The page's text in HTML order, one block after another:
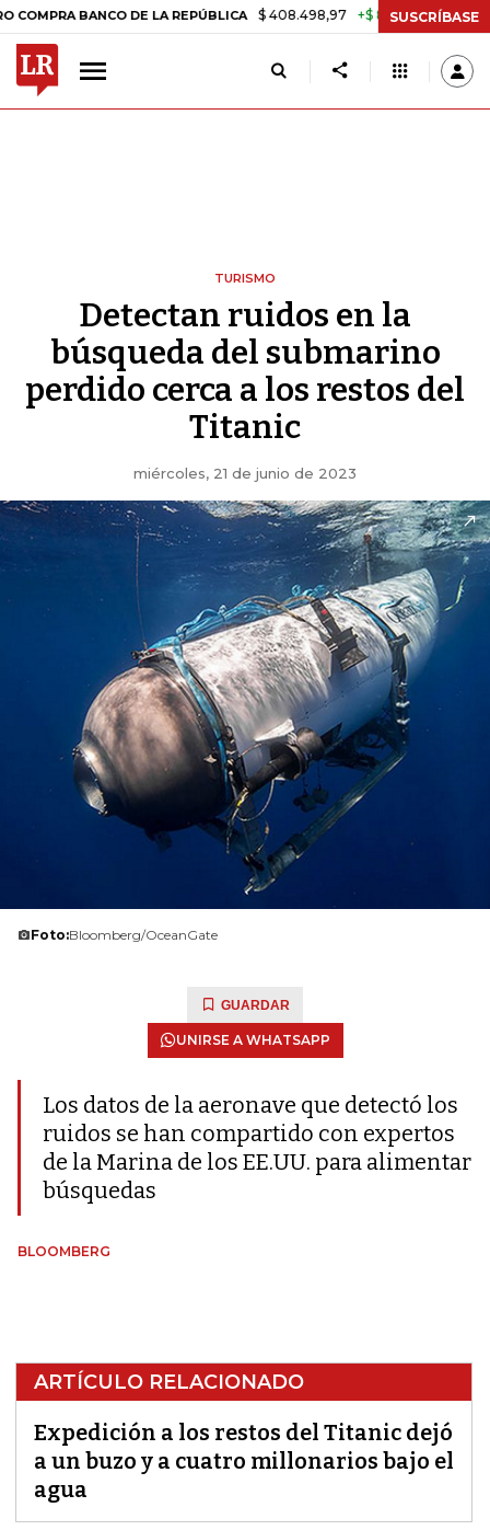
BANCO DE LA REPÚBLICA $ 408.498,97 +$ 8.753,81 +2,19%
SUSCRÍBASE
TURISMO
Detectan ruidos en la
búsqueda del submarino
perdido cerca a los restos del
Titanic
miércoles, 21 de junio de 2023
Foto:Bloomberg/OceanGate
GUARDAR
UNIRSE A WHATSAPP
Los datos de la aeronave que detectó los
ruidos se han compartido con expertos
de la Marina de los EE.UU. para alimentar
búsquedas
BLOOMBERG
ARTÍCULO RELACIONADO
Expedición a los restos del Titanic dejó
a un buzo y a cuatro millonarios bajo el
agua